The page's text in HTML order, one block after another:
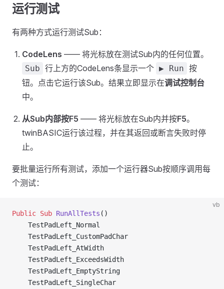
运行测试
有两种方式运行测试Sub：
CodeLens —— 将光标放在测试Sub内的任何位置。
Sub 行上方的CodeLens条显示一个 ▶ Run 按
钮。点击它运行该Sub。结果立即显示在调试控制台
中。
从Sub内部按F5 —— 将光标放在Sub内并按F5。
twinBASIC运行该过程，并在其返回或断言失败时停
止。
要批量运行所有测试，添加一个运行器Sub按顺序调用每
个测试：
vb
Public Sub RunAllTests ()
    TestPadLeft_Normal
    TestPadLeft_CustomPadChar
    TestPadLeft_AtWidth
    TestPadLeft_ExceedsWidth
    TestPadLeft_EmptyString
    TestPadLeft_SingleChar